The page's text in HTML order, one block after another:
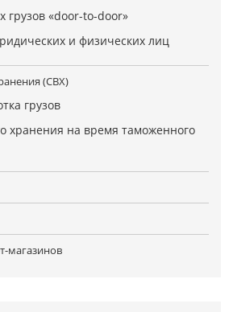
грузов «door-to-door»
и физических лиц
(СВХ)
грузов
хранения на время таможенного
магазинов